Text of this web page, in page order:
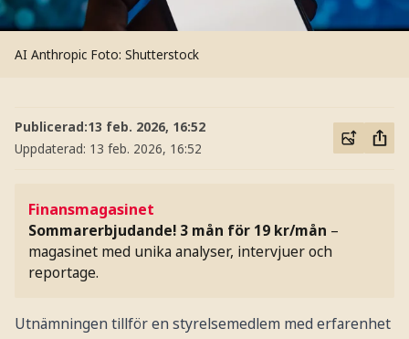
AI Anthropic Foto: Shutterstock
Publicerad:13 feb. 2026, 16:52
Uppdaterad: 13 feb. 2026, 16:52
Finansmagasinet
Sommarerbjudande! 3 mån för 19 kr/mån –
magasinet med unika analyser, intervjuer och
reportage.
Utnämningen tillför en styrelsemedlem med erfarenhet